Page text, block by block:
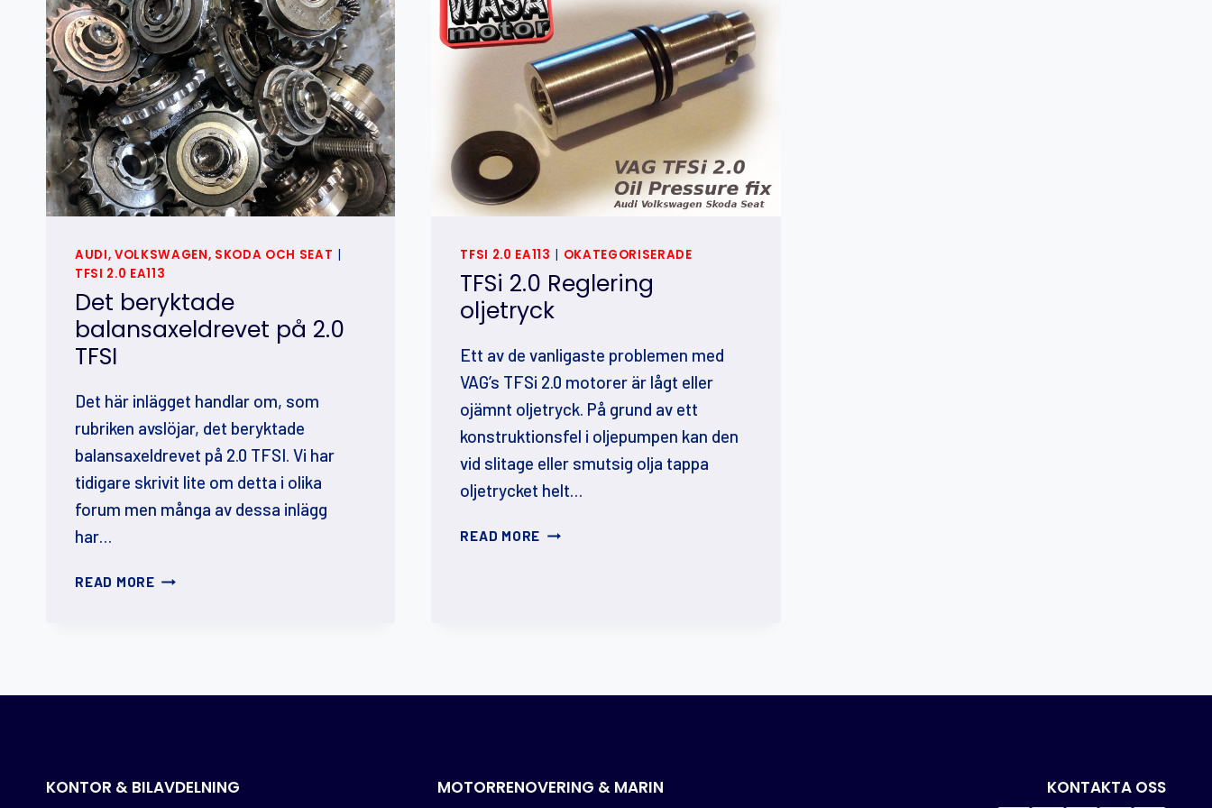
AUDI, VOLKSWAGEN, SKODA OCH SEAT
TFSI 2.0 EA113
Det beryktade
balansaxeldrevet på 2.0
TFSI
Det här inlägget handlar om, som
rubriken avslöjar, det beryktade
balansaxeldrevet på 2.0 TFSI. Vi har
tidigare skrivit lite om detta i olika
forum men många av dessa inlägg
har…
READ MOREDET
TFSI 2.0 EA113 OKATEGORISERADE
TFSi 2.0 Reglering
oljetryck
Ett av de vanligaste problemen med
VAG’s TFSi 2.0 motorer är lågt eller
ojämnt oljetryck. På grund av ett
konstruktionsfel i oljepumpen kan den
vid slitage eller smutsig olja tappa
oljetrycket helt…
READ MORE TFSI
KONTOR & BILAVDELNING MOTORRENOVERING & MARIN KONTAKTA OSS